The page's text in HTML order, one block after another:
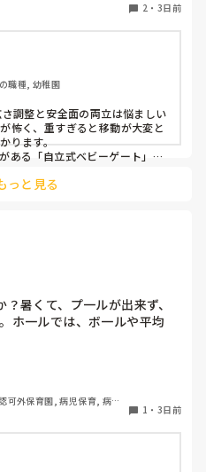
と活動によって柔軟に移動す
いましたが、移動が大変で使
って倒れた時に怖い思いをし
夫されていますか？
2 ・ 3日前
職種, 幼稚園
調整と安全面の両立は悩ましい
怖く、重すぎると移動が大変と
ります。
ある「自立式ベビーゲート」な
をつけたロー棚を仕切りにすれ
などの重りを付けて補強してみ
い方法が見つかるよう応援して
っと見る
暑くて、プ一ルが出来ず、
ホ一ルでは、ボ一ルや平均
で、うちわや望遠鏡や風鈴🎐
ら、何人かずつよんで、やっ
や、工夫など、何でもいいの
可外保育園, 病児保育, 病院
1 ・ 3日前